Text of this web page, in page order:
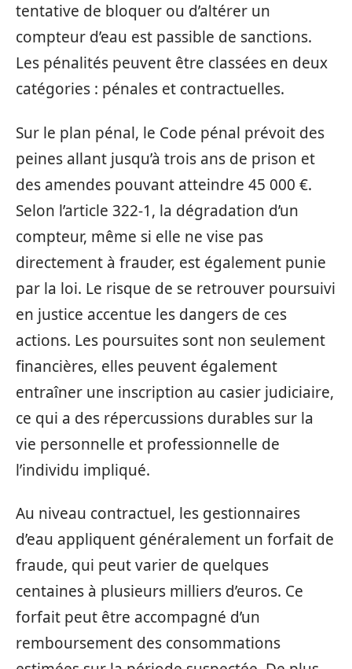
tentative de bloquer ou d’altérer un
compteur d’eau est passible de sanctions.
Les pénalités peuvent être classées en deux
catégories : pénales et contractuelles.
Sur le plan pénal, le Code pénal prévoit des
peines allant jusqu’à trois ans de prison et
des amendes pouvant atteindre 45 000 €.
Selon l’article 322-1, la dégradation d’un
compteur, même si elle ne vise pas
directement à frauder, est également punie
par la loi. Le risque de se retrouver poursuivi
en justice accentue les dangers de ces
actions. Les poursuites sont non seulement
financières, elles peuvent également
entraîner une inscription au casier judiciaire,
ce qui a des répercussions durables sur la
vie personnelle et professionnelle de
l’individu impliqué.
Au niveau contractuel, les gestionnaires
d’eau appliquent généralement un forfait de
fraude, qui peut varier de quelques
centaines à plusieurs milliers d’euros. Ce
forfait peut être accompagné d’un
remboursement des consommations